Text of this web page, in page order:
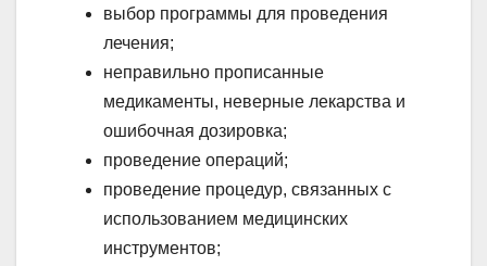
выбор программы для проведения
лечения;
неправильно прописанные
медикаменты, неверные лекарства и
ошибочная дозировка;
проведение операций;
проведение процедур, связанных с
использованием медицинских
инструментов;